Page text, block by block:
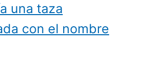
de niño que empiezan por J
de niño que empiezan por K
de niño que empiezan por L
de Niño Extremeños
de Niño Gallegos
de Niño Ingleses
de Niño Italianos
una taza
con el nombre